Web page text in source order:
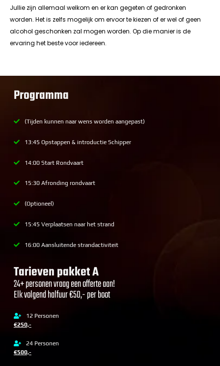
Jullie zijn allemaal welkom en er kan gegeten of gedronken
worden. Het is zelfs mogelijk om ervoor te kiezen of er wel of geen
alcohol geschonken zal mogen worden. Op die manier is de
ervaring het beste voor iedereen.
Programma
(Tijden kunnen naar wens worden aangepast)
13:45 Opstappen & introductie Schipper
14:00 Start Rondvaart
15:30 Afronding rondvaart
(Optioneel)
15:45 Verplaatsen naar het strand
16:00 Aansluitende strandactiviteit
Tarieven pakket A
24+ personen vraag een offerte aan!
Elk volgend halfuur €50,- per boot
12 Personen
€250,-
24 Personen
€500,-